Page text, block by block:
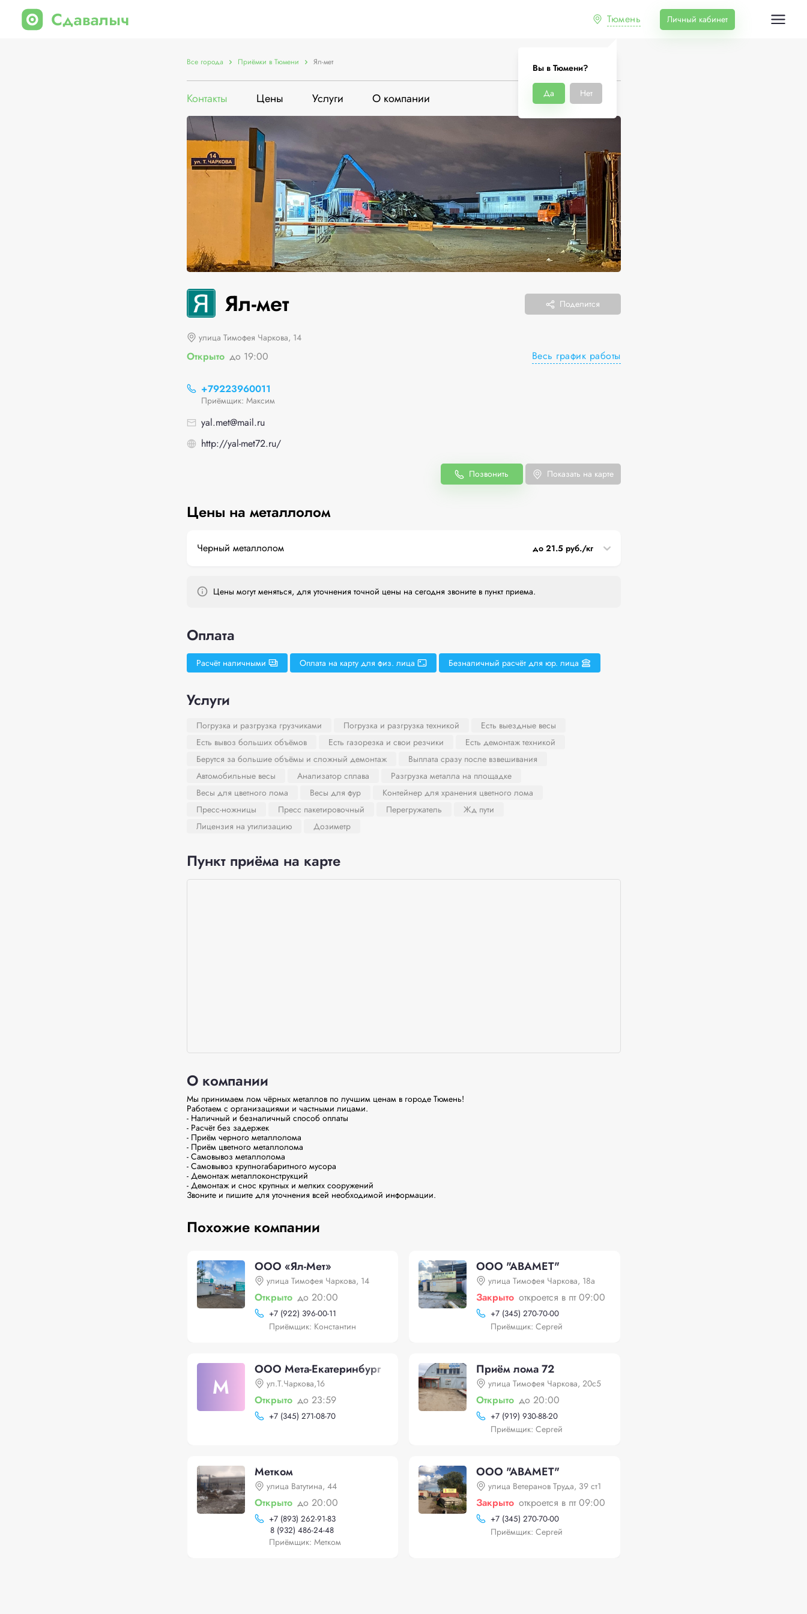
Тюмень
Вы в Тюмени?
Да Нет
Личный кабинет
Все города Приёмки в Тюмени Ял-мет
Контакты Цены Услуги О компании
Ял-мет Поделится
улица Тимофея Чаркова, 14
Открыто до 19:00 Весь график работы
+79223960011
Приёмщик: Максим
yal.met@mail.ru
http://yal-met72.ru/
Позвонить Показать на карте
Цены на металлолом
Черный металлолом до 21.5 руб./кг
Цены могут меняться, для уточнения точной цены на сегодня звоните в пункт приема.
Оплата
Расчёт наличными Оплата на карту для физ. лица Безналичный расчёт для юр. лица
Услуги
Погрузка и разгрузка грузчиками Погрузка и разгрузка техникой
Есть выездные весы
Есть вывоз больших объёмов
Есть газорезка и свои резчики
Есть демонтаж техникой
Берутся за большие объёмы и сложный демонтаж
Выплата сразу после взвешивания
Автомобильные весы
Анализатор сплава
Разгрузка металла на площадке
Весы для цветного лома
Весы для фур
Контейнер для хранения цветного лома
Пресс-ножницы
Пресс пакетировочный Перегружатель
Жд пути
Лицензия на утилизацию
Дозиметр
Пункт приёма на карте
О компании
Мы принимаем лом чёрных металлов по лучшим ценам в городе Тюмень!
Работаем с организациями и частными лицами.
- Наличный и безналичный способ оплаты
- Расчёт без задержек
- Приём черного металлолома
- Приём цветного металлолома
- Самовывоз металлолома
- Самовывоз крупногабаритного мусора
- Демонтаж металлоконструкций
- Демонтаж и снос крупных и мелких сооружений
Звоните и пишите для уточнения всей необходимой информации.
Похожие компании
ООО «Ял-Мет»
улица Тимофея Чаркова, 14
Открыто до 20:00
+7 (922) 396-00-11
Приёмщик: Константин
ООО "АВАМЕТ"
улица Тимофея Чаркова, 18а
Закрыто откроется в пт 09:00
+7 (345) 270-70-00
Приёмщик: Сергей
М
ООО Мета-Екатеринбург
ул.Т.Чаркова,16
Открыто до 23:59
+7 (345) 271-08-70
Приём лома 72
улица Тимофея Чаркова, 20с5
Открыто до 20:00
+7 (919) 930-88-20
Приёмщик: Сергей
Метком
улица Ватутина, 44
Открыто до 20:00
+7 (893) 262-91-83
8 (932) 486-24-48
Приёмщик: Метком
ООО "АВАМЕТ"
улица Ветеранов Труда, 39 ст1
Закрыто откроется в пт 09:00
+7 (345) 270-70-00
Приёмщик: Сергей